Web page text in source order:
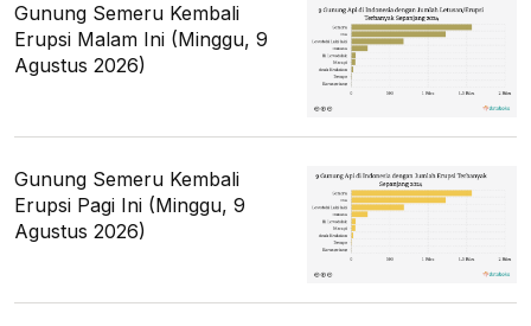
Gunung Semeru Kembali
Erupsi Malam Ini (Minggu, 9
Agustus 2026)
Gunung Semeru Kembali
Erupsi Pagi Ini (Minggu, 9
Agustus 2026)